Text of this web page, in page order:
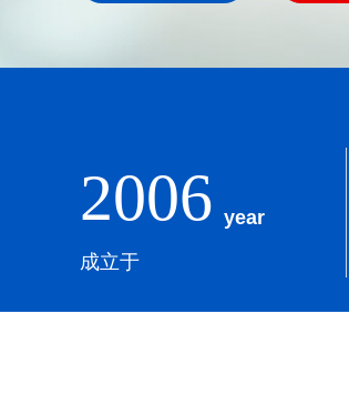
2006 year
成立于